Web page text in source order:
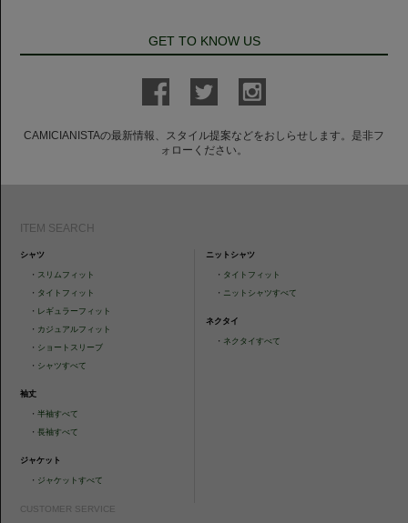
GET TO KNOW US
CAMICIANISTAの最新情報、スタイル提案などをおしらせします。是非フ
ォローください。
ITEM SEARCH
シャツ
・ スリムフィット
・ タイトフィット
・ レギュラーフィット
・ カジュアルフィット
・ ショートスリーブ
・ シャツすべて
袖丈
・半袖すべて
・長袖すべて
ジャケット
・ ジャケットすべて
ニットシャツ
・ タイトフィット
・ ニットシャツすべて
ネクタイ
・ ネクタイすべて
CUSTOMER SERVICE